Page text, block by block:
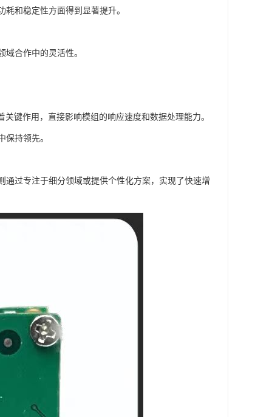
和稳定性方面得到显著提升。
合作中的灵活性。
键作用，直接影响模组的响应速度和数据处理能力。
持领先。
过专注于细分领域或提供个性化方案，实现了快速增